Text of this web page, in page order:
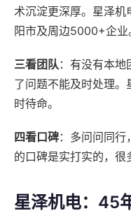
术沉淀更深厚。星泽
阳市及周边5000+企业
三看团队：有没有本
了问题不能及时处理
时待命。
四看口碑：多问问同
的口碑是实打实的，很
星泽机电：45